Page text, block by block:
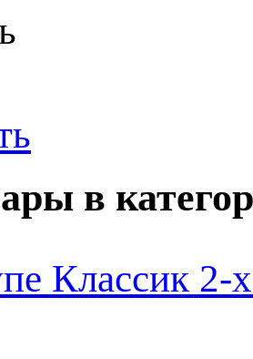
в
Классик 2-